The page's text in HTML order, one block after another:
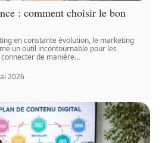
: comment choisir le bon
en constante évolution, le marketing
un outil incontournable pour les
de manière…
2026